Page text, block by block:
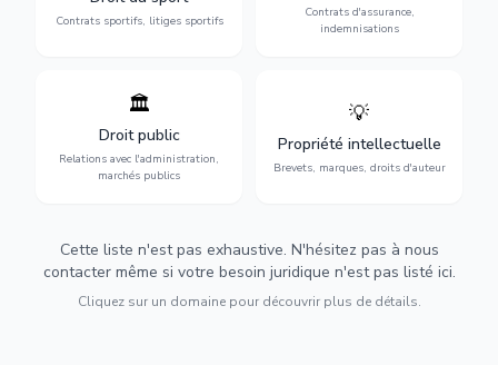
Contrats sportifs, litiges sportifs
contentieux.
Contrats d'assurance,
indemnisations
optimales.
🏛️
Droit public
Relations avec l'administration,
marchés publics
Gestion de vos relations
avec l'administration :
marchés publics,
urbanisme et contentieux.
💡
Propriété intellectuelle
Brevets, marques, droits d'auteur
Protection de vos créations
d'auteur et lutte contre la
contrefaçon.
Cette liste n'est pas exhaustive. N'hésitez pas à nous
contacter même si votre besoin juridique n'est pas listé ici.
Cliquez sur un domaine pour découvrir plus de détails.